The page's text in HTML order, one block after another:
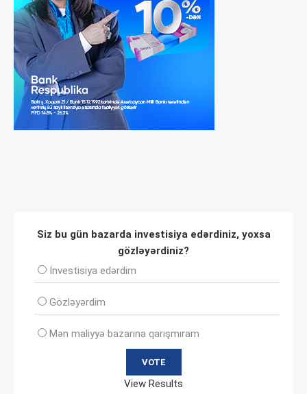
Siz bu gün bazarda investisiya edərdiniz, yoxsa
gözləyərdiniz?
İnvеstisiya edərdim
Gözləyərdim
Mən maliyyə bazarına qarışmıram
View Results